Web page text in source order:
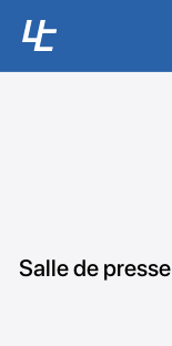
Salle de presse